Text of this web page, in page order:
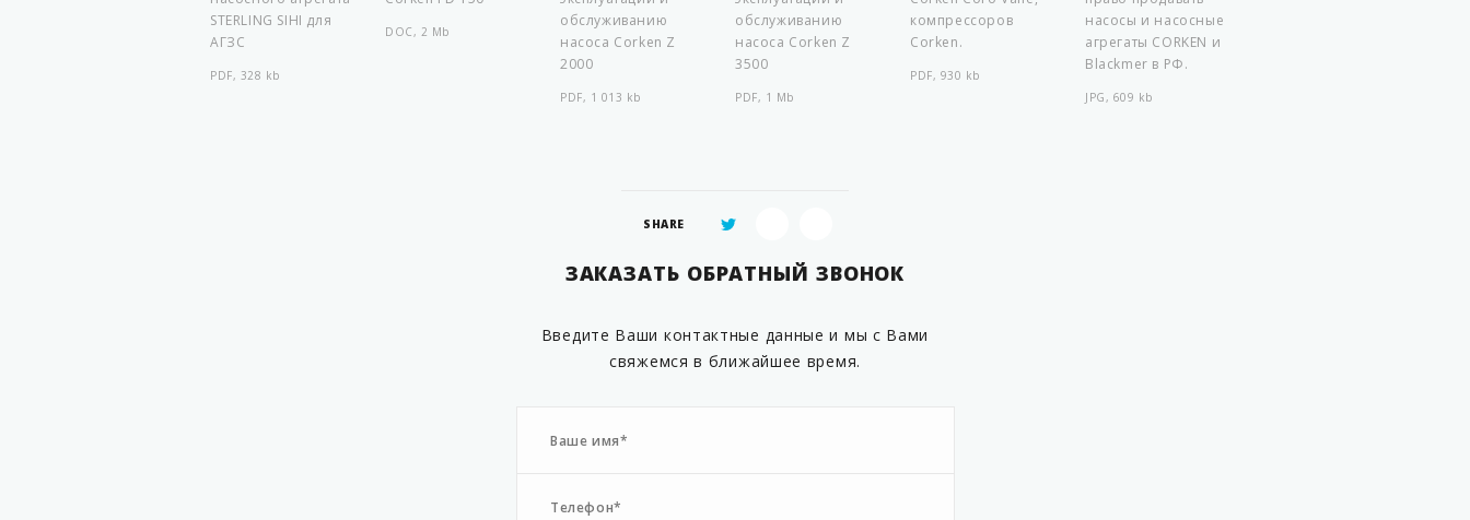
STERLING SIHI для
АГЗС
PDF, 328 kb
DOC, 2 Mb
обслуживанию
насоса Corken Z
2000
PDF, 1 013 kb
обслуживанию
насоса Corken Z
3500
PDF, 1 Mb
компрессоров
Corken.
PDF, 930 kb
насосы и насосные
агрегаты CORKEN и
Blackmer в РФ.
JPG, 609 kb
SHARE
ЗАКАЗАТЬ ОБРАТНЫЙ ЗВОНОК
Введите Ваши контактные данные и мы с Вами
свяжемся в ближайшее время.